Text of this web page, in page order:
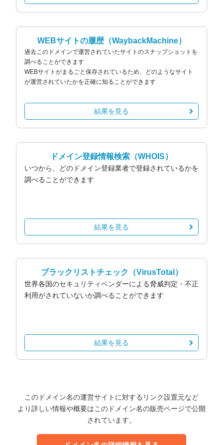
WEBサイトの履歴（WaybackMachine）
過去このドメインで運営されていたサイトのスナップショットを
調べることができます
WEBサイトがまるごと保存されているため、どのようなサイト
が運営されていたかを正確に知ることができます
結果を見る
ドメイン登録情報検索 （WHOIS）
いつから、どのドメイン登録業者で登録されているかを
調べることができます
結果を見る
ブラックリストチェック （VirusTotal）
世界各国のセキュリティベンダーによる脅威判定・不正
利用がされていないか調べることができます
結果を見る
このドメイン名の運営サイトに対するリンク設置元など
より詳しい情報や概要はこのドメイン名の販売ページで公開
されています。